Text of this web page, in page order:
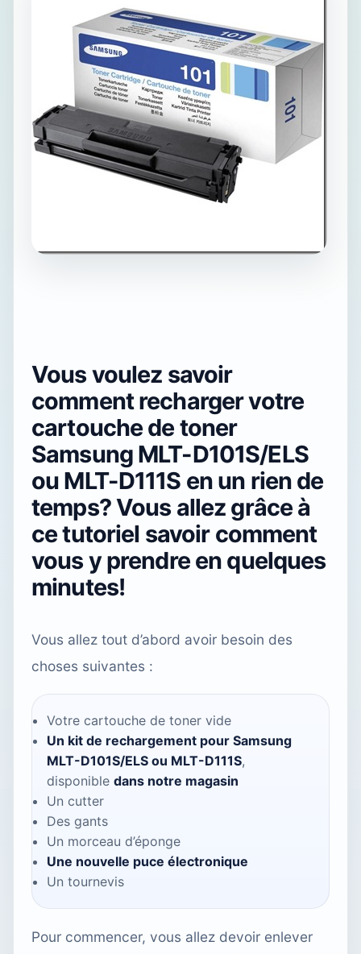
Vous voulez savoir
comment recharger votre
cartouche de toner
Samsung MLT-D101S/ELS
ou MLT-D111S en un rien de
temps? Vous allez grâce à
ce tutoriel savoir comment
vous y prendre en quelques
minutes!
Vous allez tout d’abord avoir besoin des
choses suivantes :
Votre cartouche de toner vide
Un kit de rechargement pour Samsung
MLT-D101S/ELS ou MLT-D111S,
disponible dans notre magasin
Un cutter
Des gants
Un morceau d’éponge
Une nouvelle puce électronique
Un tournevis
Pour commencer, vous allez devoir enlever